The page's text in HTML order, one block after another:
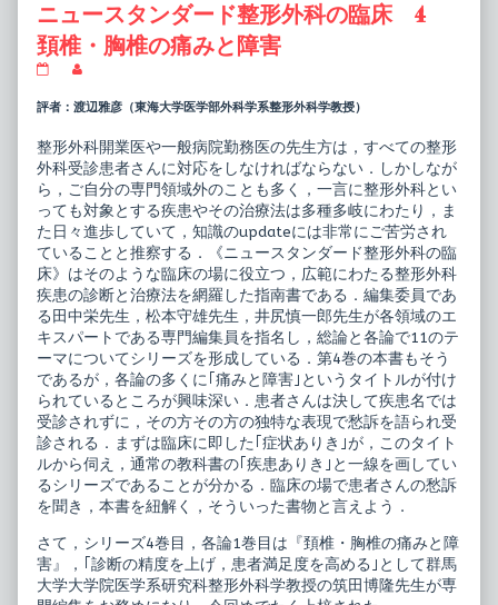
ニュースタンダード整形外科の臨床 4
頚椎・胸椎の痛みと障害
ー
ン
ダ
ド
整
形
外
科
の
臨
床
4
頚
椎・
胸
椎
の
痛
み
と
障
害
published
on
posts
author
of
ニ
ュ
ー
ス
タ
ン
ダ
ー
ド
整
形
外
科
の
臨
床
4
頚
椎・
の
痛
み
と
評者：渡辺雅彦（東海大学医学部外科学系整形外科学教授）
整形外科開業医や一般病院勤務医の先生方は，すべての整形
外科受診患者さんに対応をしなければならない．しかしなが
ら，ご自分の専門領域外のことも多く，一言に整形外科とい
っても対象とする疾患やその治療法は多種多岐にわたり，ま
た日々進歩していて，知識のupdateには非常にご苦労され
ていることと推察する．《ニュースタンダード整形外科の臨
床》はそのような臨床の場に役立つ，広範にわたる整形外科
疾患の診断と治療法を網羅した指南書である．編集委員であ
る田中栄先生，松本守雄先生，井尻慎一郎先生が各領域のエ
キスパートである専門編集員を指名し，総論と各論で11のテ
ーマについてシリーズを形成している．第4巻の本書もそう
であるが，各論の多くに｢痛みと障害｣というタイトルが付け
られているところが興味深い．患者さんは決して疾患名では
受診されずに，その方その方の独特な表現で愁訴を語られ受
診される．まずは臨床に即した｢症状ありき｣が，このタイト
ルから伺え，通常の教科書の｢疾患ありき｣と一線を画してい
るシリーズであることが分かる．臨床の場で患者さんの愁訴
を聞き，本書を紐解く，そういった書物と言えよう．
さて，シリーズ4巻目，各論1巻目は『頚椎・胸椎の痛みと障
害』，｢診断の精度を上げ，患者満足度を高める｣として群馬
大学大学院医学系研究科整形外科学教授の筑田博隆先生が専